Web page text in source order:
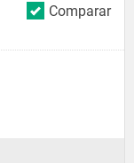
Comparar